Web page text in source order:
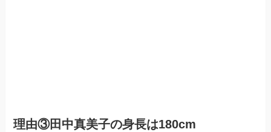
理由③田中真美子の身長は180cm